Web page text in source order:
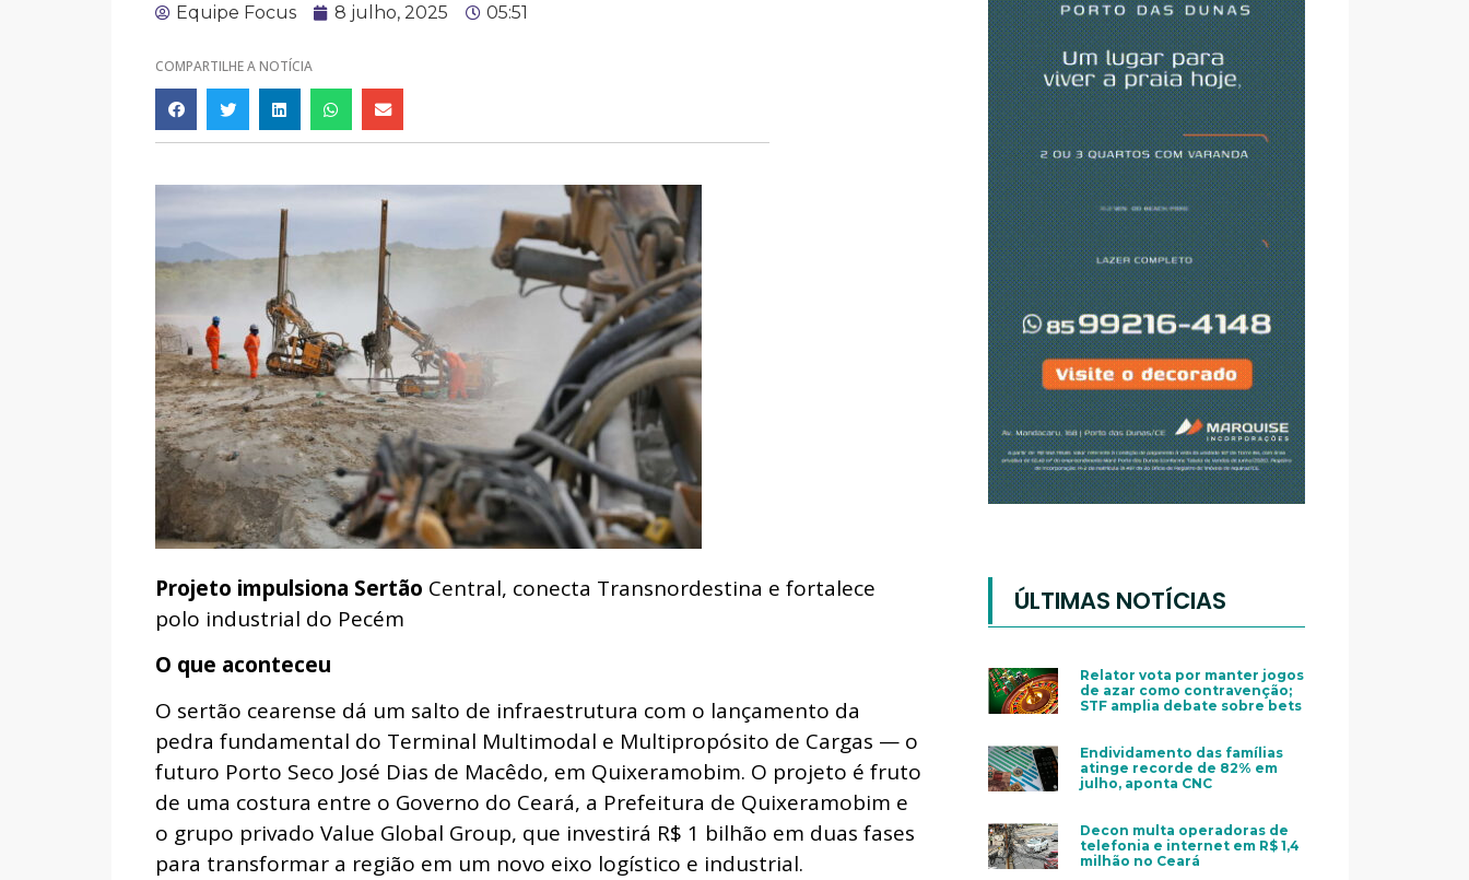
Equipe Focus 8 julho, 2025 05:51
COMPARTILHE A NOTÍCIA
Projeto impulsiona Sertão Central, conecta Transnordestina e fortalece
polo industrial do Pecém
O que aconteceu
O sertão cearense dá um salto de infraestrutura com o lançamento da
pedra fundamental do Terminal Multimodal e Multipropósito de Cargas — o
futuro Porto Seco José Dias de Macêdo, em Quixeramobim. O projeto é fruto
de uma costura entre o Governo do Ceará, a Prefeitura de Quixeramobim e
o grupo privado Value Global Group, que investirá R$ 1 bilhão em duas fases
para transformar a região em um novo eixo logístico e industrial.
ÚLTIMAS NOTÍCIAS
Relator vota por manter jogos
de azar como contravenção;
STF amplia debate sobre bets
Endividamento das famílias
atinge recorde de 82% em
julho, aponta CNC
Decon multa operadoras de
telefonia e internet em R$ 1,4
milhão no Ceará